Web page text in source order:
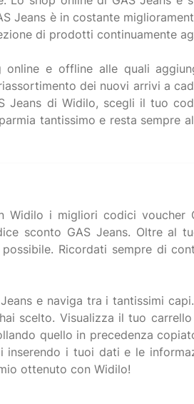
Jeans è in costante
di prodotti continuamente
e offline alle quali
dei nuovi arrivi a
di Widilo, scegli il tuo
tantissimo e resta sempre
i migliori codici voucher
sconto GAS Jeans. Oltre al
Ricordati sempre di
e naviga tra i tantissimi
scelto. Visualizza il tuo
quello in precedenza
i tuoi dati e le